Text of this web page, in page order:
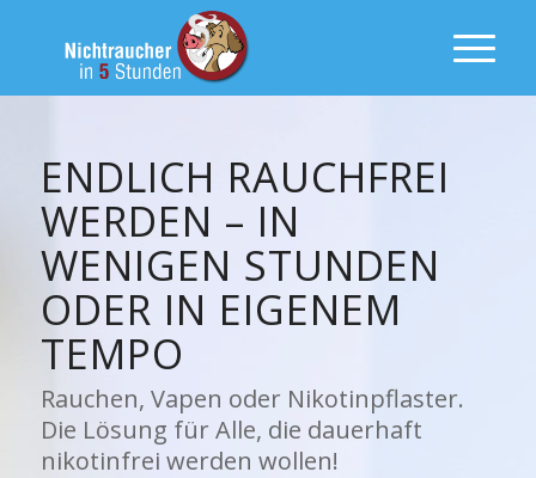
ENDLICH RAUCHFREI
WERDEN – IN
WENIGEN STUNDEN
ODER IN EIGENEM
TEMPO
Rauchen, Vapen oder Nikotinpflaster.
Die Lösung für Alle, die dauerhaft
nikotinfrei werden wollen!